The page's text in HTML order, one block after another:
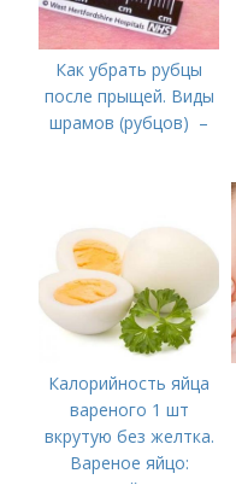
Как убрать рубцы
после прыщей. Виды
шрамов (рубцов) –
Калорийность яйца
вареного 1 шт
вкрутую без желтка.
Вареное яйцо: